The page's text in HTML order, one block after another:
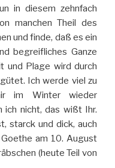
in diesem zehnfach
manchen Theil des
und finde, daß es ein
begreifliches Ganze
und Plage wird durch
Ich werde viel zu
im Winter wieder
ich nicht, das wißt Ihr.
starck und dick, auch
am 10. August
(heute Teil von